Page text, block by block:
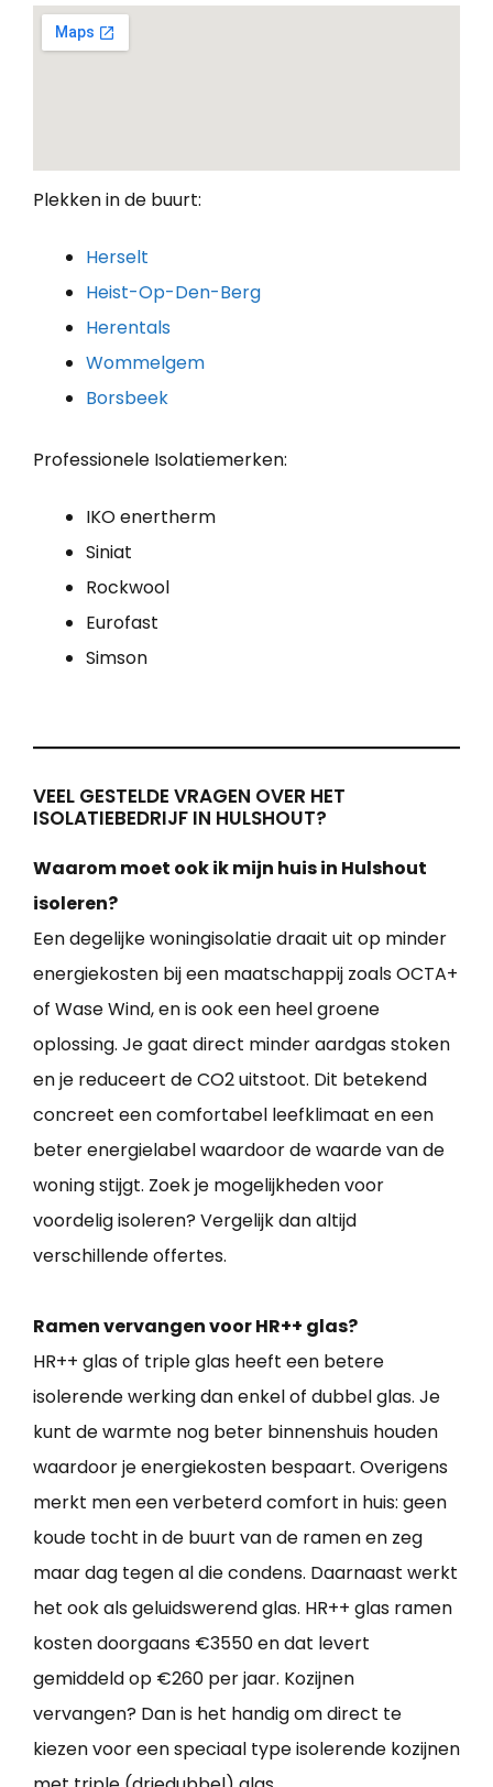
Plekken in de buurt:
Herselt
Heist-Op-Den-Berg
Herentals
Wommelgem
Borsbeek
Professionele Isolatiemerken:
IKO enertherm
Siniat
Rockwool
Eurofast
Simson
VEEL GESTELDE VRAGEN OVER HET
ISOLATIEBEDRIJF IN HULSHOUT?
Waarom moet ook ik mijn huis in Hulshout
isoleren?
Een degelijke woningisolatie draait uit op minder
energiekosten bij een maatschappij zoals OCTA+
of Wase Wind, en is ook een heel groene
oplossing. Je gaat direct minder aardgas stoken
en je reduceert de CO2 uitstoot. Dit betekend
concreet een comfortabel leefklimaat en een
beter energielabel waardoor de waarde van de
woning stijgt. Zoek je mogelijkheden voor
voordelig isoleren? Vergelijk dan altijd
verschillende offertes.
Ramen vervangen voor HR++ glas?
HR++ glas of triple glas heeft een betere
isolerende werking dan enkel of dubbel glas. Je
kunt de warmte nog beter binnenshuis houden
waardoor je energiekosten bespaart. Overigens
merkt men een verbeterd comfort in huis: geen
koude tocht in de buurt van de ramen en zeg
maar dag tegen al die condens. Daarnaast werkt
het ook als geluidswerend glas. HR++ glas ramen
kosten doorgaans €3550 en dat levert
gemiddeld op €260 per jaar. Kozijnen
vervangen? Dan is het handig om direct te
kiezen voor een speciaal type isolerende kozijnen